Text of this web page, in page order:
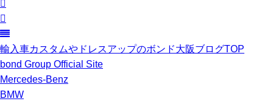
輸入車カスタムやドレスアップのボンド大阪ブログTOP
bond Group Official Site
Mercedes-Benz
BMW